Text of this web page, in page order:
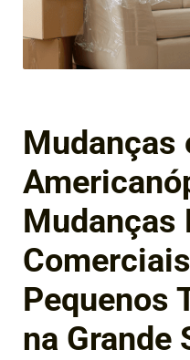
Mudanças
Mudanças
Pequenos
na Grande